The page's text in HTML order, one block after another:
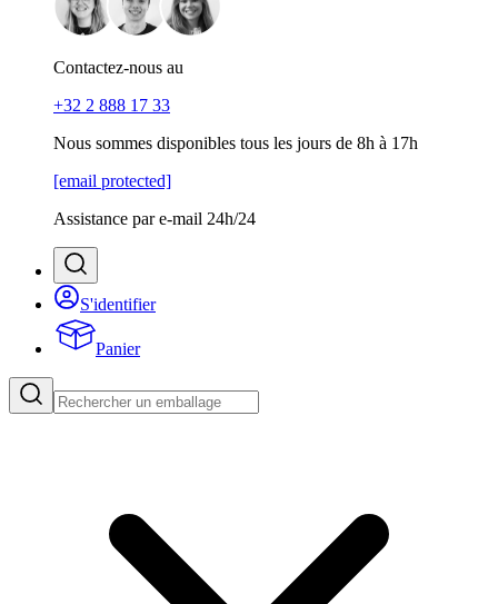
Contactez-nous au
+32 2 888 17 33
Nous sommes disponibles tous les jours de 8h à 17h
[email protected]
Assistance par e-mail 24h/24
S'identifier
Panier